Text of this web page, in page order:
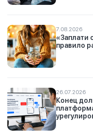
7.08.2026
«Заплати
правило
26.07.2026
Конец